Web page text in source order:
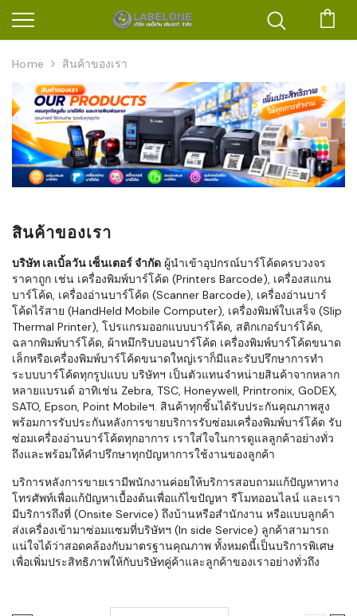
Home สินค้าของเรา
สินค้าของเรา
บริษัท เลเบิ้ลวัน เซ็นเตอร์ จำกัด ผู้นำเข้าอุปกรณ์บาร์โค้ดครบวงจร
ราคาถูก เช่น เครื่องพิมพ์บาร์โค้ด (Printers Barcode), เครื่องสแกน
บาร์โค้ด, เครื่องอ่านบาร์โค้ด (Scanner Barcode), เครื่องอ่านบาร์
โค้ดไร้สาย (HandHeld Mobile Computer), เครื่องพิมพ์ใบเสร็จ (Slip
Thermal Printer), โปรแกรมออกแบบบาร์โค้ด, สติกเกอร์บาร์โค้ด,
ฉลากพิมพ์บาร์โค้ด, ผ้าหมึกริบบอนบาร์โค้ด เครื่องพิมพ์บาร์โค้ดขนาด
เล็กหรือเครื่องพิมพ์บาร์โค้ดขนาดใหญ่เราก็มีและรับปรึกษาการทำ
ระบบบาร์โค้ดทุกรูปแบบ บริษัทฯ เป็นตัวแทนจำหน่ายสินค้าจากหลาก
หลายแบรนด์ อาทิเช่น Zebra, TSC, Honeywell, Printronix, GoDEX,
SATO, Epson, Point Mobileฯ. สินค้าทุกชิ้นได้รับประกันคุณภาพสูง
พร้อมการรับประกันหลังการขายบริการรับซ่อมเครื่องพิมพ์บาร์โค้ด รับ
ซ่อมเครื่องอ่านบาร์โค้ดทุกอาการ เราใส่ใจในการดูแลลูกค้าอย่างทั่ว
ถึงและพร้อมให้คำปรึกษาทุกปัญหาการใช้งานของลูกค้า
บริการหลังการขายเรามีพนักงานค่อยให้บริการสอบถามแก้ปัญหาทาง
โทรศัพท์เพื่อแก้ปัญหาเบื้องต้นเพื่อแก้ไขปัญหา รีโมทออนไลน์ และเรา
มีบริการถึงที่ (Onsite Service) ถึงบ้านหรือสำนักงาน หรือแบบลูกค้า
ส่งเครื่องเข้ามาซ่อมแซมที่บริษัทฯ (In side Service) ลูกค้าสามารถ
แน่ใจได้ว่าสอดคล้องกับมาตรฐานคุณภาพ ทั้งหมดนี้เป็นบริการพิเศษ
เพื่อเพิ่มประสิทธิภาพให้กับบริษัทคู่ค้าและลูกค้าของเราอย่างทั่วถึง